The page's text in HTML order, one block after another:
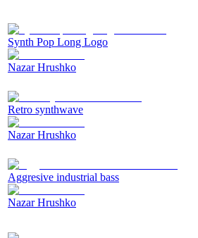
Synth Pop Long Logo
Nazar Hrushko
Retro synthwave
Nazar Hrushko
Aggresive industrial bass
Nazar Hrushko